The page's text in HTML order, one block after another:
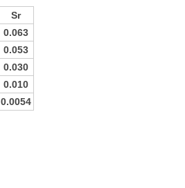
Sr
0.063
0.053
0.030
0.010
0.0054